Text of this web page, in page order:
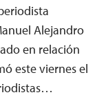
Alejandro
en relación
este viernes el